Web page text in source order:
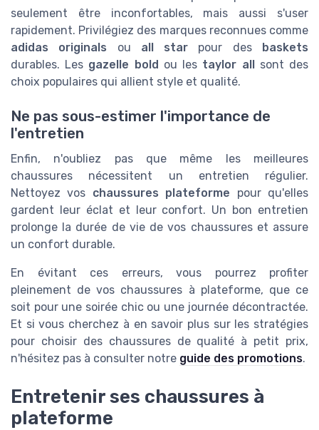
seulement être inconfortables, mais aussi s'user
rapidement. Privilégiez des marques reconnues comme
adidas originals ou all star pour des baskets
durables. Les gazelle bold ou les taylor allsont des
choix populaires qui allient style et qualité.
Ne pas sous-estimer l'importance de
l'entretien
Enfin, n'oubliez pas que même les meilleures
chaussures nécessitent un entretien régulier.
Nettoyez vos chaussures plateforme pour qu'elles
gardent leur éclat et leur confort. Un bon entretien
prolonge la durée de vie de vos chaussures et assure
un confort durable.
En évitant ces erreurs, vous pourrez profiter
pleinement de vos chaussures à plateforme, que ce
soit pour une soirée chic ou une journée décontractée.
Et si vous cherchez à en savoir plus sur les stratégies
pour choisir des chaussures de qualité à petit prix,
n'hésitez pas à consulter notre guide des promotions.
Entretenir ses chaussures à
plateforme
Chaussure femme
➔ Je m'inscris
*En remplissant ce formulaire, j’accepte d’être
contacté(e) à des fins commerciales par Chaussure
femme et ses partenaires.